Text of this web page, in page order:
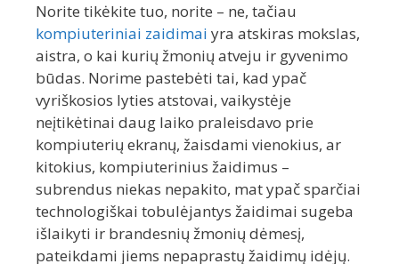
Norite tikėkite tuo, norite – ne, tačiau
kompiuteriniai zaidimai yra atskiras mokslas,
aistra, o kai kurių žmonių atveju ir gyvenimo
būdas. Norime pastebėti tai, kad ypač
vyriškosios lyties atstovai, vaikystėje
neįtikėtinai daug laiko praleisdavo prie
kompiuterių ekranų, žaisdami vienokius, ar
kitokius, kompiuterinius žaidimus –
subrendus niekas nepakito, mat ypač sparčiai
technologiškai tobulėjantys žaidimai sugeba
išlaikyti ir brandesnių žmonių dėmesį,
pateikdami jiems nepaprastų žaidimų idėjų.